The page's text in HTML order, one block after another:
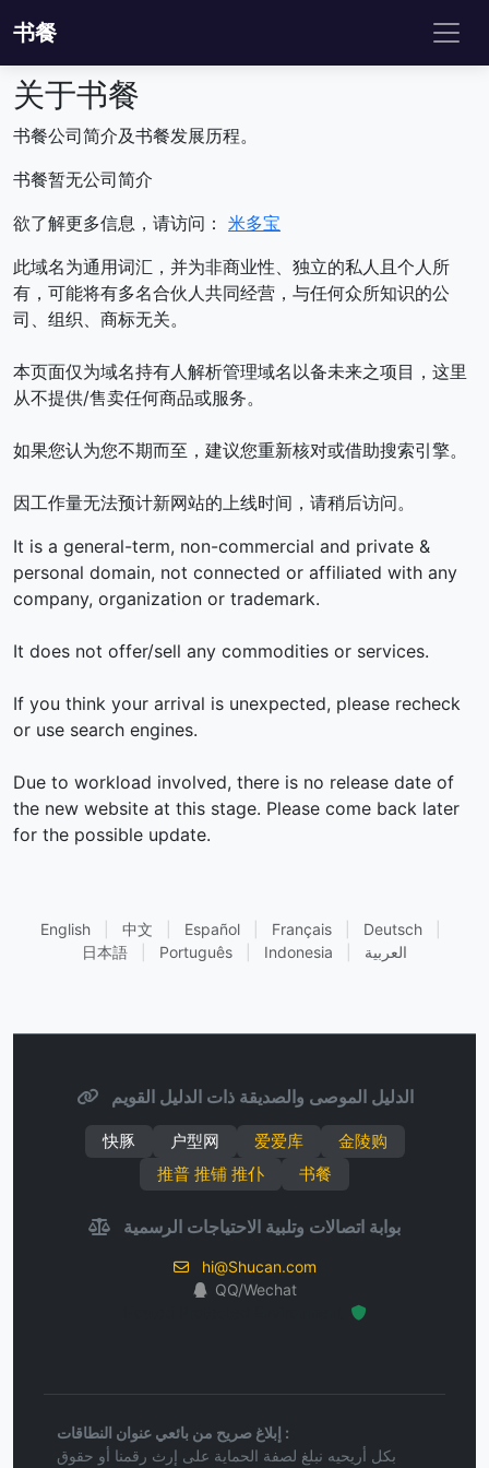
书餐
关于书餐
书餐公司简介及书餐发展历程。
书餐暂无公司简介
欲了解更多信息，请访问： 米多宝
此域名为通用词汇，并为非商业性、独立的私人且个人所
有，可能将有多名合伙人共同经营，与任何众所知识的公
司、组织、商标无关。
本页面仅为域名持有人解析管理域名以备未来之项目，这里
从不提供/售卖任何商品或服务。
如果您认为您不期而至，建议您重新核对或借助搜索引擎。
因工作量无法预计新网站的上线时间，请稍后访问。
It is a general-term, non-commercial and private &
personal domain, not connected or affiliated with any
company, organization or trademark.
It does not offer/sell any commodities or services.
If you think your arrival is unexpected, please recheck
or use search engines.
Due to workload involved, there is no release date of
the new website at this stage. Please come back later
for the possible update.
English 中文 Español Français Deutsch
日本語
Português Indonesia العربية
الدليل الموصى والصديقة ذات الدليل القويم
快豚 户型网 爱爱库
金陵购
推普 推铺 推仆
书餐
بوابة اتصالات وتلبية الاحتياجات الرسمية
hi@Shucan.com
QQ/Wechat
إبلاغ صريح من بائعي عنوان النطاقات :
بكل أريحيه نبلغ لصفة الحماية على إرث رقمنا أو حقوق